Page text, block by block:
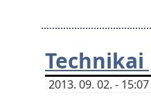
2013. 09. 02. -